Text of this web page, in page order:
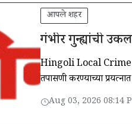
आपले शहर
गंभीर गुन्ह्यांची
Hingoli Local Crime
तपासणी करण्याच्या
Aug 03, 2026 08:14